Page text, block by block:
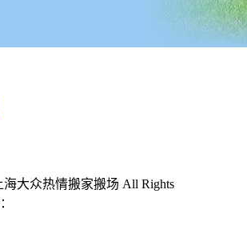
海大众热情搬家搬场 All Rights